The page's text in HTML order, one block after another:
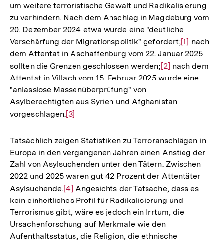
um weitere terroristische Gewalt und Radikalisierung
zu verhindern. Nach dem Anschlag in Magdeburg vom
20. Dezember 2024 etwa wurde eine "deutliche
Verschärfung der Migrationspolitik" gefordert;Zur
Auflösung
der
Fußnote
[1] nach
dem Attentat in Aschaffenburg vom 22. Januar 2025
sollten die Grenzen geschlossen werden;Zur
Auflösung
Fußnote
[2] nach dem
Attentat in Villach vom 15. Februar 2025 wurde eine
"anlasslose Massenüberprüfung" von
Asylberechtigten aus Syrien und Afghanistan
vorgeschlagen.Zur
der
Fußnote
[3]
Tatsächlich zeigen Statistiken zu Terroranschlägen in
Europa in den vergangenen Jahren einen Anstieg der
Zahl von Asylsuchenden unter den Tätern. Zwischen
2022 und 2025 waren gut 42 Prozent der Attentäter
Asylsuchende.Zur
Auflösung
der
Fußnote
[4] Angesichts der Tatsache, dass es
kein einheitliches Profil für Radikalisierung und
Terrorismus gibt, wäre es jedoch ein Irrtum, die
Ursachenforschung auf Merkmale wie den
Aufenthaltsstatus, die Religion, die ethnische